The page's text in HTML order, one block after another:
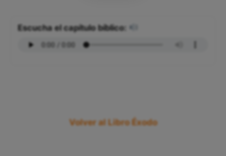
Escucha el capítulo bíblico:
Volver al Libro Éxodo